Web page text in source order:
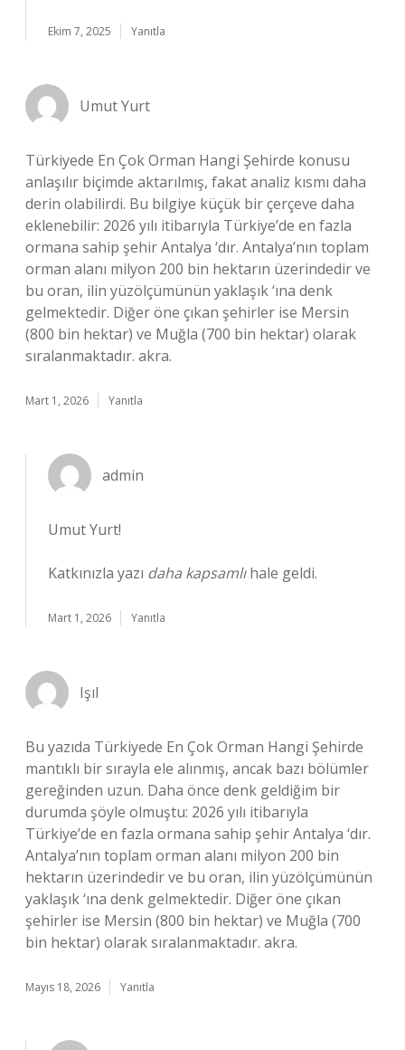
Ekim 7, 2025 Yanıtla
Umut Yurt
Türkiyede En Çok Orman Hangi Şehirde konusu
anlaşılır biçimde aktarılmış, fakat analiz kısmı daha
derin olabilirdi. Bu bilgiye küçük bir çerçeve daha
eklenebilir: 2026 yılı itibarıyla Türkiye’de en fazla
ormana sahip şehir Antalya ‘dır. Antalya’nın toplam
orman alanı milyon 200 bin hektarın üzerindedir ve
bu oran, ilin yüzölçümünün yaklaşık ‘ına denk
gelmektedir. Diğer öne çıkan şehirler ise Mersin
(800 bin hektar) ve Muğla (700 bin hektar) olarak
sıralanmaktadır. akra.
Mart 1, 2026 Yanıtla
admin
Umut Yurt!
Katkınızla yazı daha kapsamlıhale geldi.
Mart 1, 2026 Yanıtla
Işıl
Bu yazıda Türkiyede En Çok Orman Hangi Şehirde
mantıklı bir sırayla ele alınmış, ancak bazı bölümler
gereğinden uzun. Daha önce denk geldiğim bir
durumda şöyle olmuştu: 2026 yılı itibarıyla
Türkiye’de en fazla ormana sahip şehir Antalya ‘dır.
Antalya’nın toplam orman alanı milyon 200 bin
hektarın üzerindedir ve bu oran, ilin yüzölçümünün
yaklaşık ‘ına denk gelmektedir. Diğer öne çıkan
şehirler ise Mersin (800 bin hektar) ve Muğla (700
bin hektar) olarak sıralanmaktadır. akra.
Mayıs 18, 2026 Yanıtla